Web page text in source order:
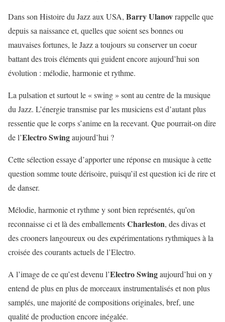
Dans son Histoire du Jazz aux USA, Barry Ulanovrappelle que
depuis sa naissance et, quelles que soient ses bonnes ou
mauvaises fortunes, le Jazz a toujours su conserver un coeur
battant des trois éléments qui guident encore aujourd’hui son
évolution : mélodie, harmonie et rythme.
La pulsation et surtout le « swing » sont au centre de la musique
du Jazz. L’énergie transmise par les musiciens est d’autant plus
ressentie que le corps s’anime en la recevant. Que pourrait-on dire
de l’Electro Swingaujourd’hui ?
Cette sélection essaye d’apporter une réponse en musique à cette
question somme toute dérisoire, puisqu’il est question ici de rire et
de danser.
Mélodie, harmonie et rythme y sont bien représentés, qu’on
reconnaisse ci et là des emballementsCharleston, des divas et
des crooners langoureux ou des expérimentations rythmiques à la
croisée des courants actuels de l’Electro.
A l’image de ce qu’est devenu l’Electro Swingaujourd’hui on y
entend de plus en plus de morceaux instrumentalisés et non plus
samplés, une majorité de compositions originales, bref, une
qualité de production encore inégalée.